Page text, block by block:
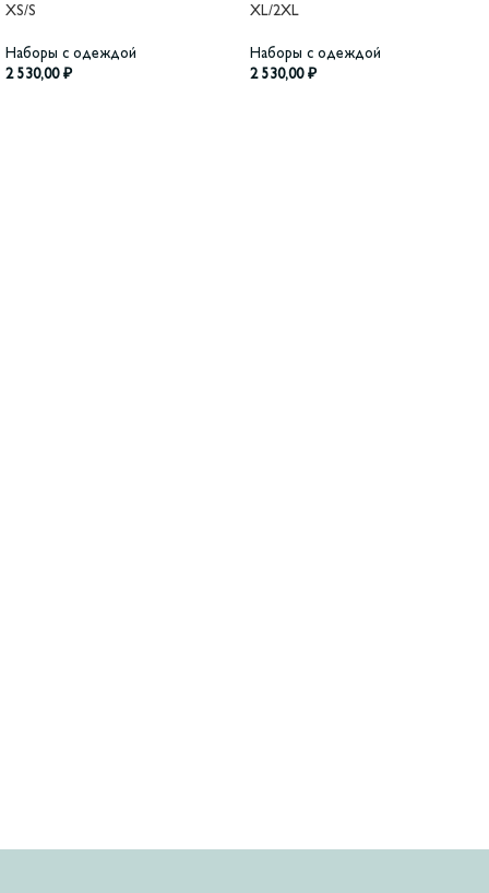
XS/S
Наборы с одеждой
2 530,00 ₽
XL/2XL
Наборы с одеждой
2 530,00 ₽